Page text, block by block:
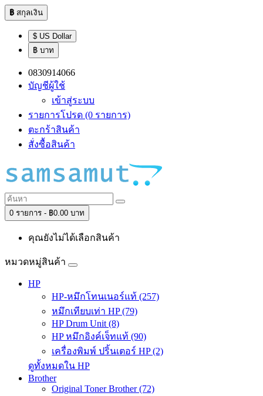
฿ สกุลเงิน
$ US Dollar
฿ บาท
0830914066
บัญชีผู้ใช้
เข้าสู่ระบบ
รายการโปรด (0 รายการ)
ตะกร้าสินค้า
สั่งซื้อสินค้า
0 รายการ - ฿0.00 บาท
คุณยังไม่ได้เลือกสินค้า
หมวดหมู่สินค้า
HP
HP-หมึกโทนเนอร์แท้ (257)
หมึกเทียบเท่า HP (79)
HP Drum Unit (8)
HP หมึกอิงค์เจ็ทแท้ (90)
เครื่องพิมพ์ ปริ้นเตอร์ HP (2)
ดูทั้งหมดใน HP
Brother
Original Toner Brother (72)